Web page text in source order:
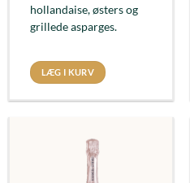
hollandaise, østers og
grillede asparges.
LÆG I KURV